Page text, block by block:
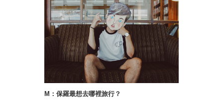
M：保羅最想去哪裡旅行？